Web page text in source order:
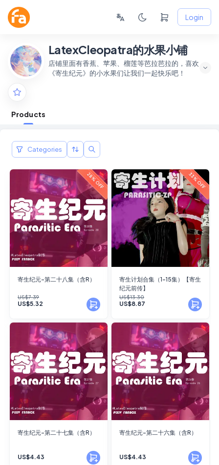
Login
LatexCleopatra的水果小铺
店铺里面有香蕉、苹果、榴莲等芭拉芭拉的，喜欢
《寄生纪元》的小水果们让我们一起快乐吧！
Products
Categories
28% OFF
寄生纪元-第二十八集（含R）
US$7.39
US$5.32
33% OFF
寄生计划合集（1-15集）【寄生
纪元前传】
US$13.30
US$8.87
寄生纪元-第二十七集（含R）
US$4.43
寄生纪元-第二十六集（含R）
US$4.43